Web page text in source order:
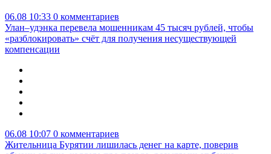
06.08 10:33 0 комментариев
Улан–удэнка перевела мошенникам 45 тысяч рублей, чтобы
«разблокировать» счёт для получения несуществующей
компенсации
06.08 10:07 0 комментариев
Жительница Бурятии лишилась денег на карте, поверив